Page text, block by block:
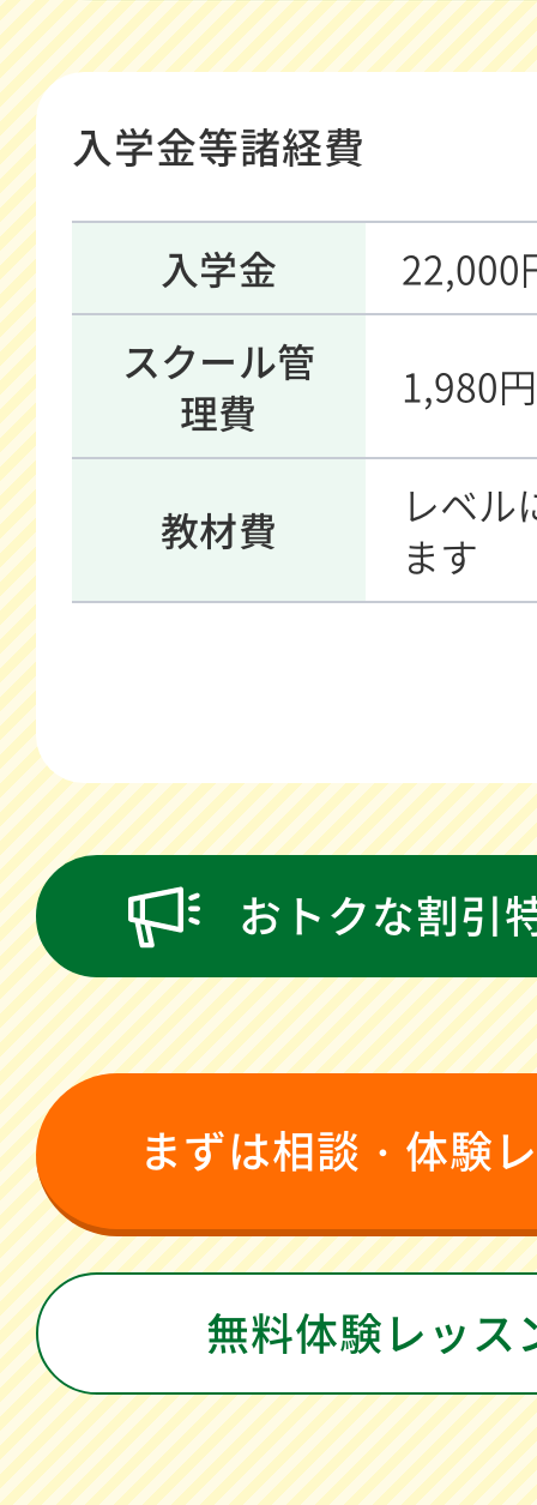
入学金等諸経費
入学金
22,000
スクール管
理費
1,980
教材費
レベル
ます
おトクな割引
まずは相談・体験
無料体験レッス